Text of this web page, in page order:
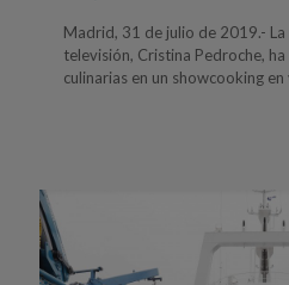
Madrid, 31 de julio de 2019.-
televisión, Cristina Pedroche,
culinarias en un showcooking